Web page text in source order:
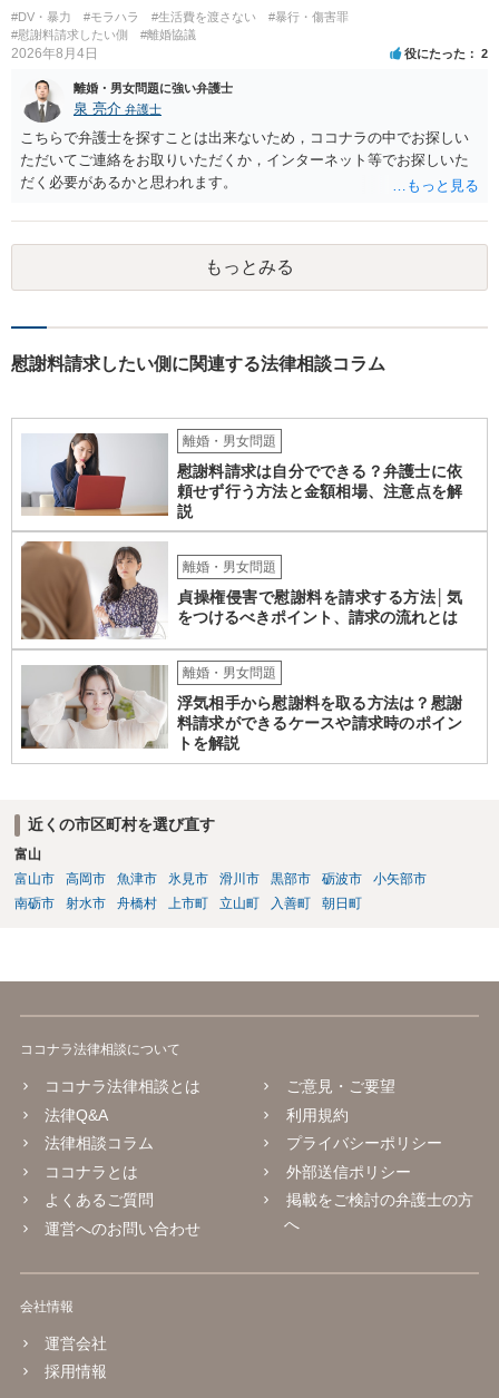
えるかどうかは、裁判官の個性に依る点が大きいので、何ともいえま
せん。
#DV・暴力 #モラハラ #生活費を渡さない
#暴行・傷害罪
#慰謝料請求したい側
#離婚協議
2026年8月4日 役にたった 2
離婚・男女問題に強い弁護士
泉 亮介 弁護士
こちらで弁護士を探すことは出来ないため，ココナラの中でお探しい
ただいてご連絡をお取りいただくか，インターネット等でお探しいた
だく必要があるかと思われます。
もっとみる
慰謝料請求したい側に関連する法律相談コラム
離婚・男女問題
慰謝料請求は自分でできる？弁護士に依
頼せず行う方法と金額相場、注意点を解
説
離婚・男女問題
貞操権侵害で慰謝料を請求する方法│気
をつけるべきポイント、請求の流れとは
離婚・男女問題
浮気相手から慰謝料を取る方法は？慰謝
料請求ができるケースや請求時のポイン
トを解説
近くの市区町村を選び直す
富山
富山市
高岡市 魚津市 氷見市 滑川市 黒部市 砺波市
小矢部市
南砺市
射水市 舟橋村 上市町 立山町 入善町 朝日町
ココナラ法律相談について
ココナラ法律相談とは
法律Q&A
法律相談コラム
ココナラとは
よくあるご質問
運営へのお問い合わせ
ご意見・ご要望
利用規約
プライバシーポリシー
外部送信ポリシー
掲載をご検討の弁護士の方
へ
会社情報
運営会社
採用情報